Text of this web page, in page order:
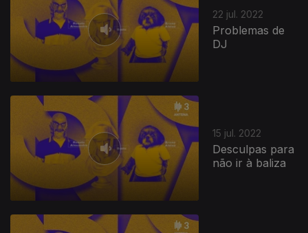
22 jul. 2022
Problemas de
DJ
15 jul. 2022
Desculpas para
não ir à baliza